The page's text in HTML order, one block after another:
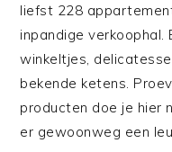
liefst 228
inpandige verkoophal.
winkeltjes,
bekende ketens.
producten doe je hier
er gewoonweg een